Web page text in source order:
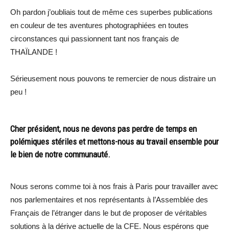
Oh pardon j’oubliais tout de même ces superbes publications
en couleur de tes aventures photographiées en toutes
circonstances qui passionnent tant nos français de
THAÏLANDE !
Sérieusement nous pouvons te remercier de nous distraire un
peu !
Cher président, nous ne devons pas perdre de temps en
polémiques stériles et mettons-nous au travail ensemble pour
le bien de notre communauté.
Nous serons comme toi à nos frais à Paris pour travailler avec
nos parlementaires et nos représentants à l’Assemblée des
Français de l’étranger dans le but de proposer de véritables
solutions à la dérive actuelle de la CFE. Nous espérons que